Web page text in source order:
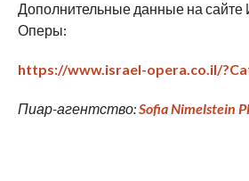
Дополнительные данные на сайте
Оперы:
https://www.israel-opera.co.il/
Пиар-агентство:Sofia Nimelstein